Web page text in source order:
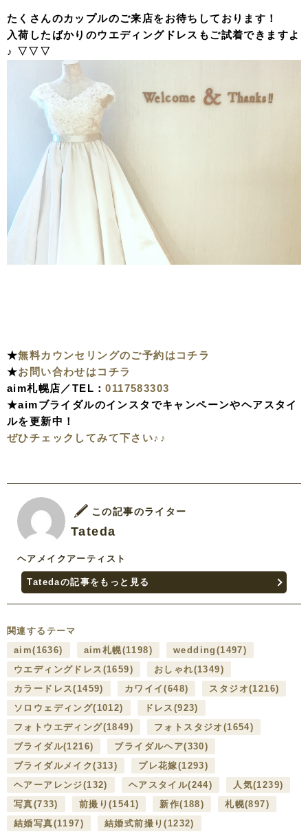
たくさんのカップルのご来店をお待ちしております！
入荷したばかりのウエディングドレスもご試着できますよ
♪ ▽▽▽
★無料カウンセリングのご予約はコチラ
★お問い合わせはコチラ
aim札幌店／TEL：0117583303
★aimブライダルのインスタでキャンペーンやヘアスタイ
ルを更新中！
ぜひチェックしてみて下さい♪♪
この記事のライター
Tateda
ヘアメイクアーティスト
Tatedaの記事をもっと見る
関連するテーマ
aim(1636) aim札幌(1198) wedding (1497)
ウエディングドレス (1659) おしゃれ(1349)
カラードレス(1459) カワイイ(648) スタジオ(1216)
ソロウェディング(1012) ドレス (923)
フォトウエディング(1849) フォトスタジオ (1654)
ブライダル(1216) ブライダルヘア(330)
ブライダルメイク(313) プレ花嫁(1293)
ヘアーアレンジ(132) ヘアスタイル(244) 人気(1239)
写真(733) 前撮り(1541) 新作(188) 札幌(897)
結婚写真(1197) 結婚式前撮り(1232)